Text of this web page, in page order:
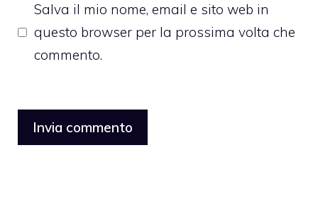
Salva il mio nome, email e sito web in
questo browser per la prossima volta che
commento.